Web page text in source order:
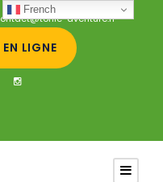
aventure.fr
LIGNE
French